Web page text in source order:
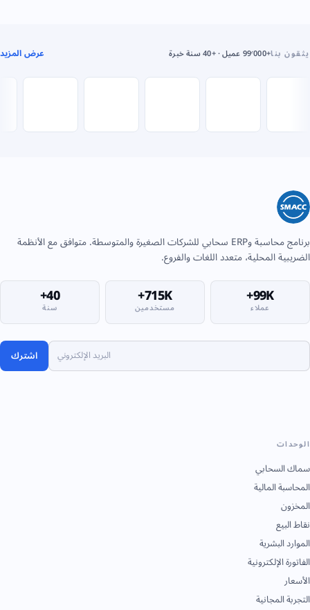
يثقون بنا+99٬000 عميل · +40 سنة خبرة عرض المزيد
برنامج محاسبة وERP سحابي للشركات الصغيرة والمتوسطة. متوافق مع الأنظمة
الضريبية المحلية، متعدد اللغات والفروع.
99K+
عملاء 715K+
مستخدمين 40+
سنة
اشترك
الوحدات
سماك السحابي
المحاسبة المالية
المخزون
نقاط البيع
الموارد البشرية
الفاتورة الإلكترونية
الأسعار
التجربة المجانية